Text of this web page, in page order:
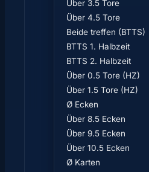
Über 3.5 Tore
Über 4.5 Tore
Beide treffen (BTTS)
BTTS 1. Halbzeit
BTTS 2. Halbzeit
Über 0.5 Tore (HZ)
Über 1.5 Tore (HZ)
Ø Ecken
Über 8.5 Ecken
Über 9.5 Ecken
Über 10.5 Ecken
Ø Karten